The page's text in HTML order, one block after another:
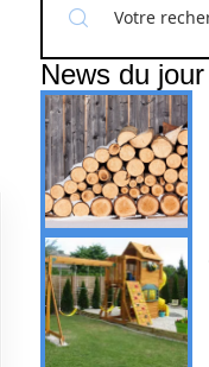
News du jour